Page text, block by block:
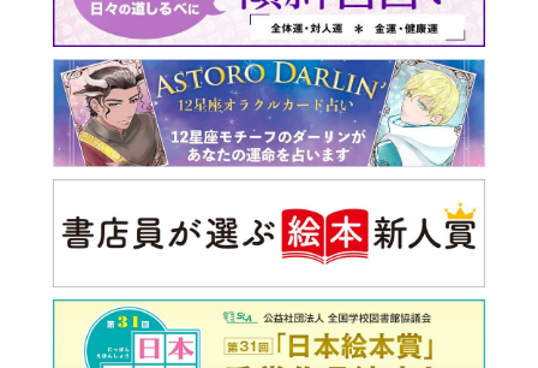
実家の処分から終の棲家ま
でどうする？60代からの家
モンダイ
最新号
次号予告
バックナンバー
注目トピ